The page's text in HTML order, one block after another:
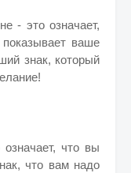
- это означает,
ваше
знак, который
что вы
что вам надо